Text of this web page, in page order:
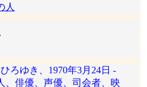
人
ろゆき、1970年3月24日 -
、俳優、声優、司会者、映